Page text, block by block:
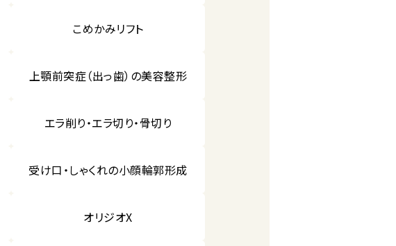
こめかみリフト
上顎前突症（出っ歯）の美容整形
エラ削り・エラ切り・骨切り
受け口・しゃくれの小顔輪郭形成
オリジオX